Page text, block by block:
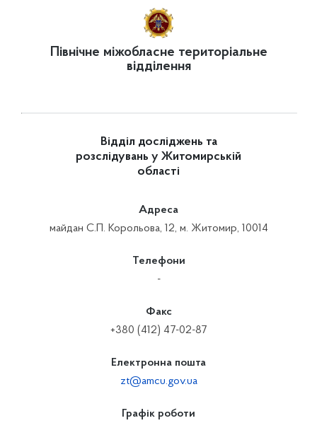
Північне міжобласне територіальне
відділення
Відділ досліджень та
розслідувань у Житомирській
області
Адреса
майдан С.П. Корольова, 12, м. Житомир, 10014
Телефони
-
Факс
+380 (412) 47-02-87
Електронна пошта
zt@amcu.gov.ua
Графік роботи